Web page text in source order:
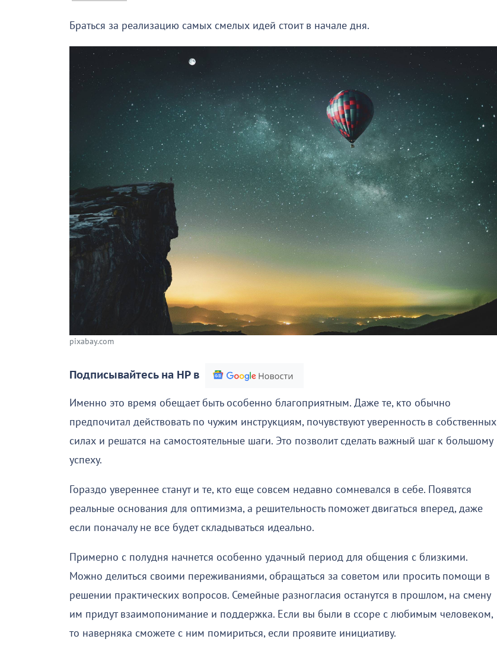
Браться за реализацию самых смелых идей стоит в начале дня.
pixabay.com
Подписывайтесь на НР в
Именно это время обещает быть особенно благоприятным. Даже те, кто обычно
предпочитал действовать по чужим инструкциям, почувствуют уверенность в собственных
силах и решатся на самостоятельные шаги. Это позволит сделать важный шаг к большому
успеху.
Гораздо увереннее станут и те, кто еще совсем недавно сомневался в себе. Появятся
реальные основания для оптимизма, а решительность поможет двигаться вперед, даже
если поначалу не все будет складываться идеально.
Примерно с полудня начнется особенно удачный период для общения с близкими.
Можно делиться своими переживаниями, обращаться за советом или просить помощи в
решении практических вопросов. Семейные разногласия останутся в прошлом, на смену
им придут взаимопонимание и поддержка. Если вы были в ссоре с любимым человеком,
то наверняка сможете с ним помириться, если проявите инициативу.